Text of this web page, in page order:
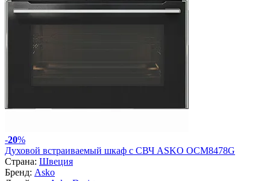
-20%
Духовой встраиваемый шкаф с СВЧ ASKO OCM8478G
Страна: Швеция
Бренд: Asko